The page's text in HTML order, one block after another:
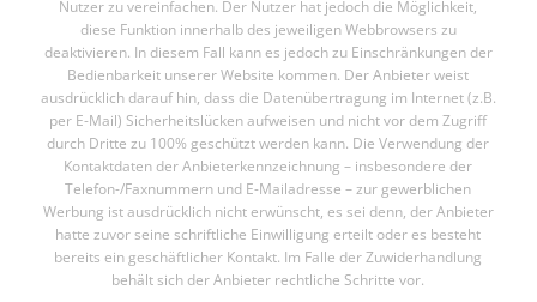
Nutzer zu vereinfachen. Der Nutzer hat jedoch die Möglichkeit,
diese Funktion innerhalb des jeweiligen Webbrowsers zu
deaktivieren. In diesem Fall kann es jedoch zu Einschränkungen der
Bedienbarkeit unserer Website kommen. Der Anbieter weist
ausdrücklich darauf hin, dass die Datenübertragung im Internet (z.B.
per E-Mail) Sicherheitslücken aufweisen und nicht vor dem Zugriff
durch Dritte zu 100% geschützt werden kann. Die Verwendung der
Kontaktdaten der Anbieterkennzeichnung – insbesondere der
Telefon-/Faxnummern und E-Mailadresse – zur gewerblichen
Werbung ist ausdrücklich nicht erwünscht, es sei denn, der Anbieter
hatte zuvor seine schriftliche Einwilligung erteilt oder es besteht
bereits ein geschäftlicher Kontakt. Im Falle der Zuwiderhandlung
behält sich der Anbieter rechtliche Schritte vor.